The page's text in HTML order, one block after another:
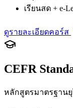
เรียนสด + e-
ดูรายละเอียดคอร์ส
CEFR
หลักสูตรมาตรฐานยุ